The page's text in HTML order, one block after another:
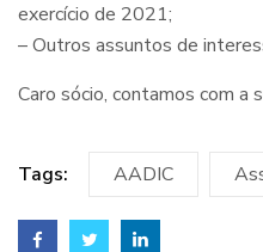
exercício de 2021;
– Outros assuntos de
Caro sócio, contamos com a
Tags: AADIC